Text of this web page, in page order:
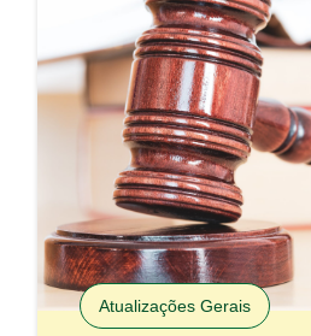
Atualizações Gerais